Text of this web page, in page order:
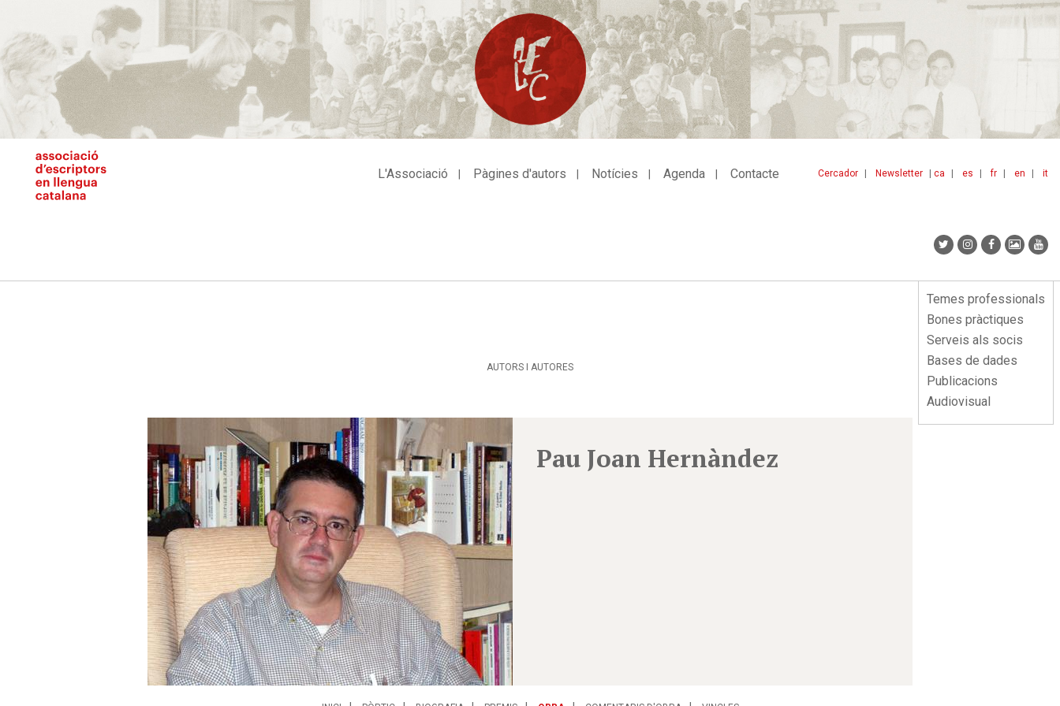
contingut
ca es fr en it
Cercador Newsletter
L'Associació Pàgines d'autors Notícies Agenda Contacte
Menu
lateral
Temes professionals
Bones pràctiques
Serveis als socis
Bases de dades
Publicacions
Audiovisual
AUTORS I AUTORES
Pau Joan Hernàndez